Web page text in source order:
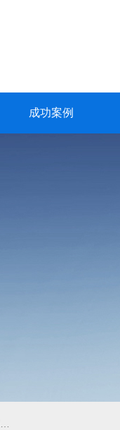
成功案例